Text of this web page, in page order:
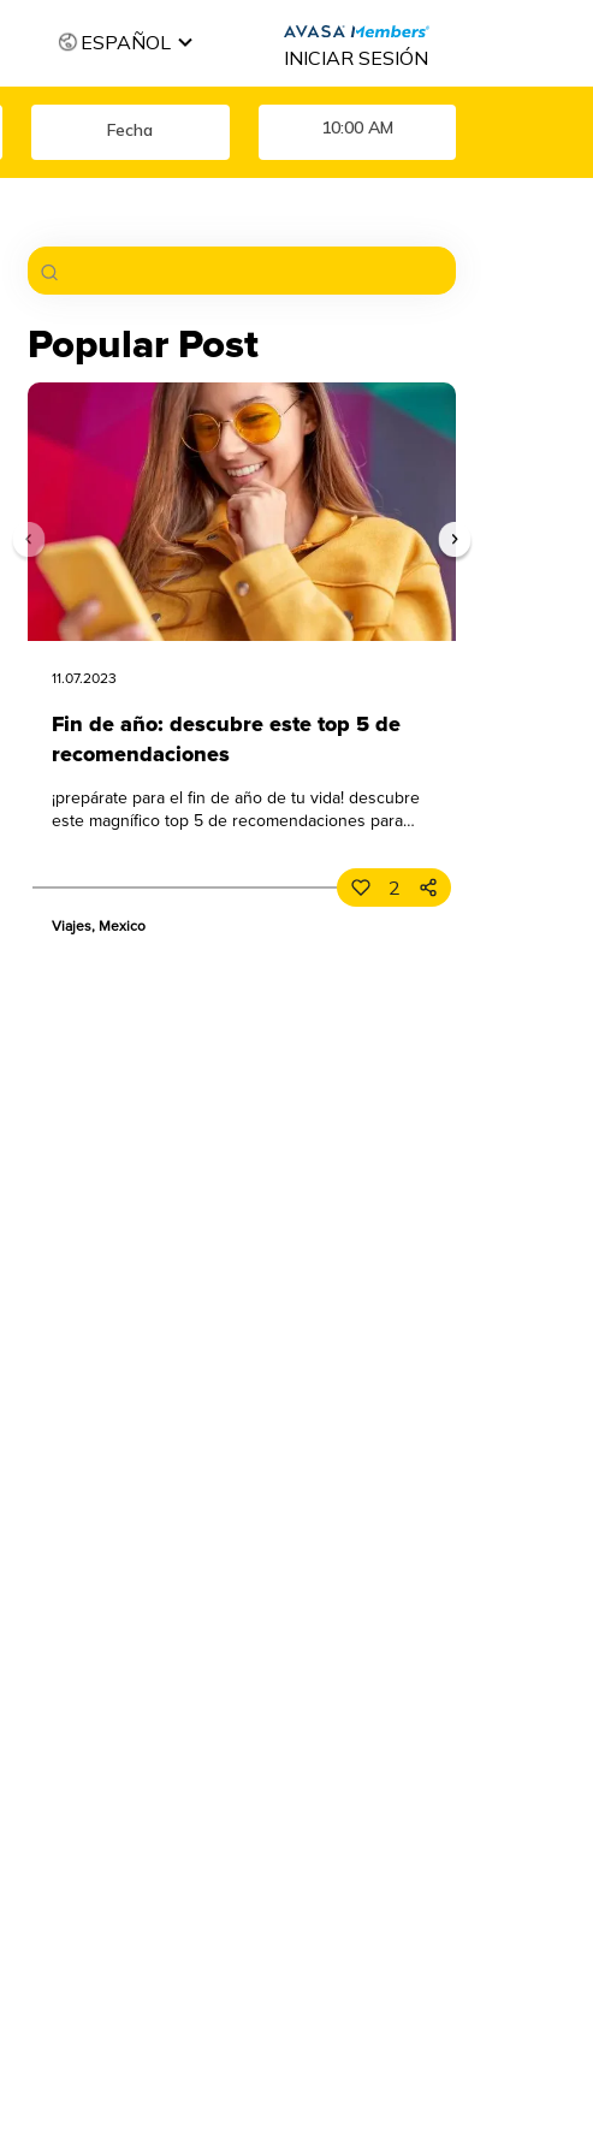
ESPAÑOL
INICIAR SESIÓN
10:00 AM
Popular Post
11.07.2023
Fin de año: descubre este top 5 de
recomendaciones
¡prepárate para el fin de año de tu vida! descubre
este magnífico top 5 de recomendaciones para
2
Viajes, Mexico